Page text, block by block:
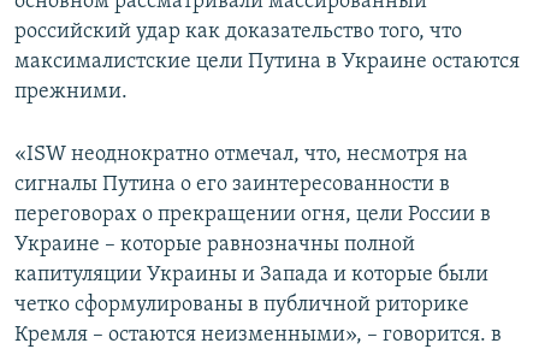
российский удар как доказательство того, что
максималистские цели Путина в Украине остаются
прежними.
«ISW неоднократно отмечал, что, несмотря на
сигналы Путина о его заинтересованности в
переговорах о прекращении огня, цели России в
Украине – которые равнозначны полной
капитуляции Украины и Запада и которые были
четко сформулированы в публичной риторике
Кремля – остаются неизменными», – говорится. в